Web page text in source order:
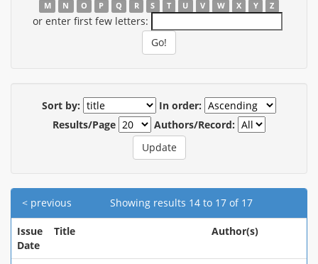
M
N O P Q R S T U V W X Y Z
or enter first few letters:
Sort by:
In order:
Results/Page
Authors/Record:
Showing results 14 to 17 of 17
< previous
Issue
Date
Title Author(s)